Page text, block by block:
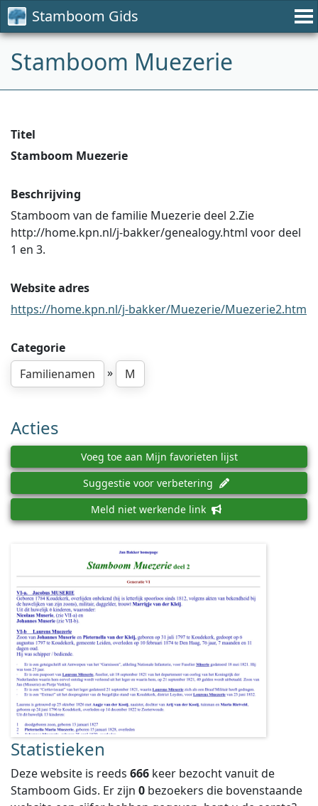
Stamboom Gids
Stamboom Muezerie
Titel
Stamboom Muezerie
Beschrijving
Stamboom van de familie Muezerie deel 2.Zie
http://home.kpn.nl/j-bakker/genealogy.html voor deel
1 en 3.
Website adres
https://home.kpn.nl/j-bakker/Muezerie/Muezerie2.htm
Categorie
Familienamen
» M
Acties
Voeg toe aan Mijn favorieten lijst
Suggestie voor verbetering
Meld niet werkende link
Statistieken
Deze website is reeds 666 keer bezocht vanuit de
Stamboom Gids. Er zijn 0 bezoekers die bovenstaande